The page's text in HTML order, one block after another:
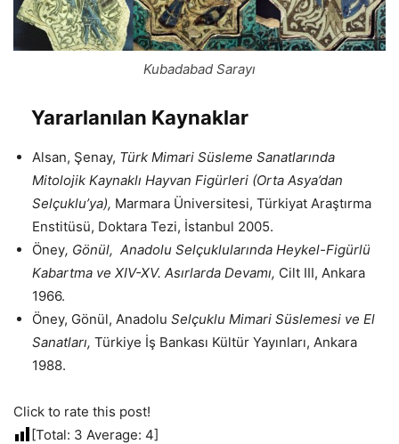
Kubadabad Sarayı
Yararlanılan Kaynaklar
Alsan, Şenay, Türk Mimari Süsleme Sanatlarında
Mitolojik Kaynaklı Hayvan Figürleri (Orta Asya’dan
Selçuklu’ya), Marmara Üniversitesi, Türkiyat Araştırma
Enstitüsü, Doktara Tezi, İstanbul 2005.
Öney, Gönül, Anadolu Selçuklularında Heykel-Figürlü
Kabartma ve XIV-XV. Asırlarda Devamı, Cilt III, Ankara
1966.
Öney, Gönül, Anadolu Selçuklu Mimari Süslemesi ve El
Sanatları, Türkiye İş Bankası Kültür Yayınları, Ankara
1988.
Click to rate this post!
[Total: 3 Average: 4]